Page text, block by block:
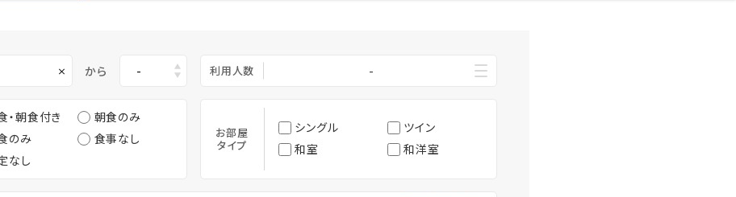
× から 利用人数 -
・朝食付き
朝食のみ
のみ
食事なし
なし
お部屋
タイプ
シングル
ツイン
和室
和洋室